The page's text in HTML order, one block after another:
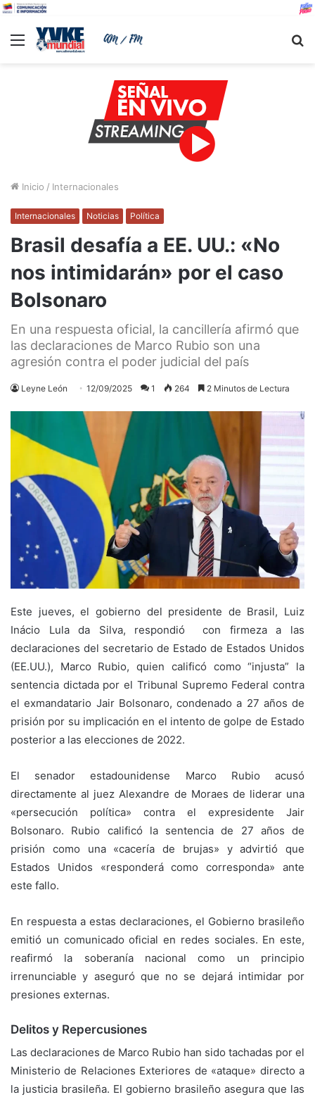
Menu
Inicio / Internacionales
Internacionales Noticias Política
Brasil desafía a EE. UU.: «No
nos intimidarán» por el caso
Bolsonaro
En una respuesta oficial, la cancillería afirmó que
las declaraciones de Marco Rubio son una
agresión contra el poder judicial del país
Leyne León 12/09/2025 1 264 2 Minutos de Lectura
Este jueves, el gobierno del presidente de Brasil, Luiz
Inácio Lula da Silva, respondió con firmeza a las
declaraciones del secretario de Estado de Estados Unidos
(EE.UU.), Marco Rubio, quien calificó como “injusta” la
sentencia dictada por el Tribunal Supremo Federal contra
el exmandatario Jair Bolsonaro, condenado a 27 años de
prisión por su implicación en el intento de golpe de Estado
posterior a las elecciones de 2022.
El senador estadounidense Marco Rubio acusó
directamente al juez Alexandre de Moraes de liderar una
«persecución política» contra el expresidente Jair
Bolsonaro. Rubio calificó la sentencia de 27 años de
prisión como una «cacería de brujas» y advirtió que
Estados Unidos «responderá como corresponda» ante
este fallo.
En respuesta a estas declaraciones, el Gobierno brasileño
emitió un comunicado oficial en redes sociales. En este,
reafirmó la soberanía nacional como un principio
irrenunciable y aseguró que no se dejará intimidar por
presiones externas.
Delitos y Repercusiones
Las declaraciones de Marco Rubio han sido tachadas por el
Ministerio de Relaciones Exteriores de «ataque» directo a
la justicia brasileña. El gobierno brasileño asegura que las